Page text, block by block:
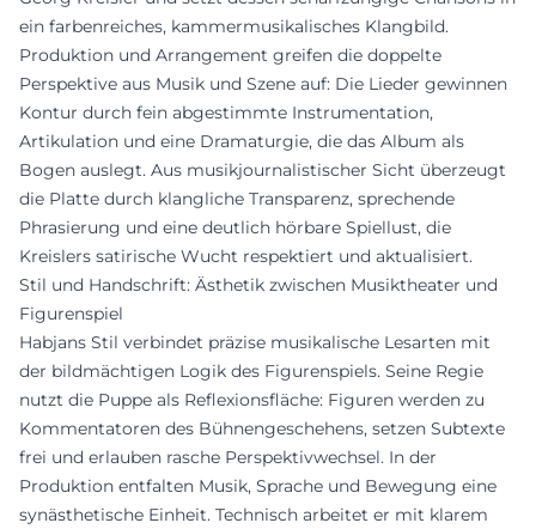
ein farbenreiches, kammermusikalisches Klangbild.
Produktion und Arrangement greifen die doppelte
Perspektive aus Musik und Szene auf: Die Lieder gewinnen
Kontur durch fein abgestimmte Instrumentation,
Artikulation und eine Dramaturgie, die das Album als
Bogen auslegt. Aus musikjournalistischer Sicht überzeugt
die Platte durch klangliche Transparenz, sprechende
Phrasierung und eine deutlich hörbare Spiellust, die
Kreislers satirische Wucht respektiert und aktualisiert.
Stil und Handschrift: Ästhetik zwischen Musiktheater und
Figurenspiel
Habjans Stil verbindet präzise musikalische Lesarten mit
der bildmächtigen Logik des Figurenspiels. Seine Regie
nutzt die Puppe als Reflexionsfläche: Figuren werden zu
Kommentatoren des Bühnengeschehens, setzen Subtexte
frei und erlauben rasche Perspektivwechsel. In der
Produktion entfalten Musik, Sprache und Bewegung eine
synästhetische Einheit. Technisch arbeitet er mit klarem